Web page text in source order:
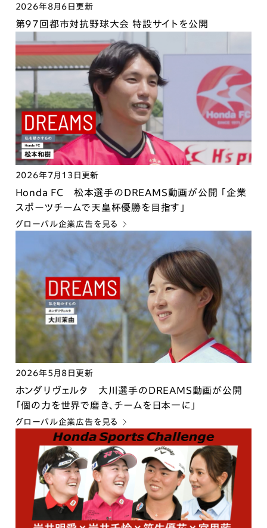
2026年8月6日更新
第97回都市対抗野球大会 特設サイトを公開
2026年7月13日更新
Honda FC 松本選手のDREAMS動画が公開 「企業
スポーツチームで天皇杯優勝を目指す」
グローバル企業広告を見る
2026年5月8日更新
ホンダリヴェルタ 大川選手のDREAMS動画が公開
「個の力を世界で磨き、チームを日本一に」
グローバル企業広告を見る